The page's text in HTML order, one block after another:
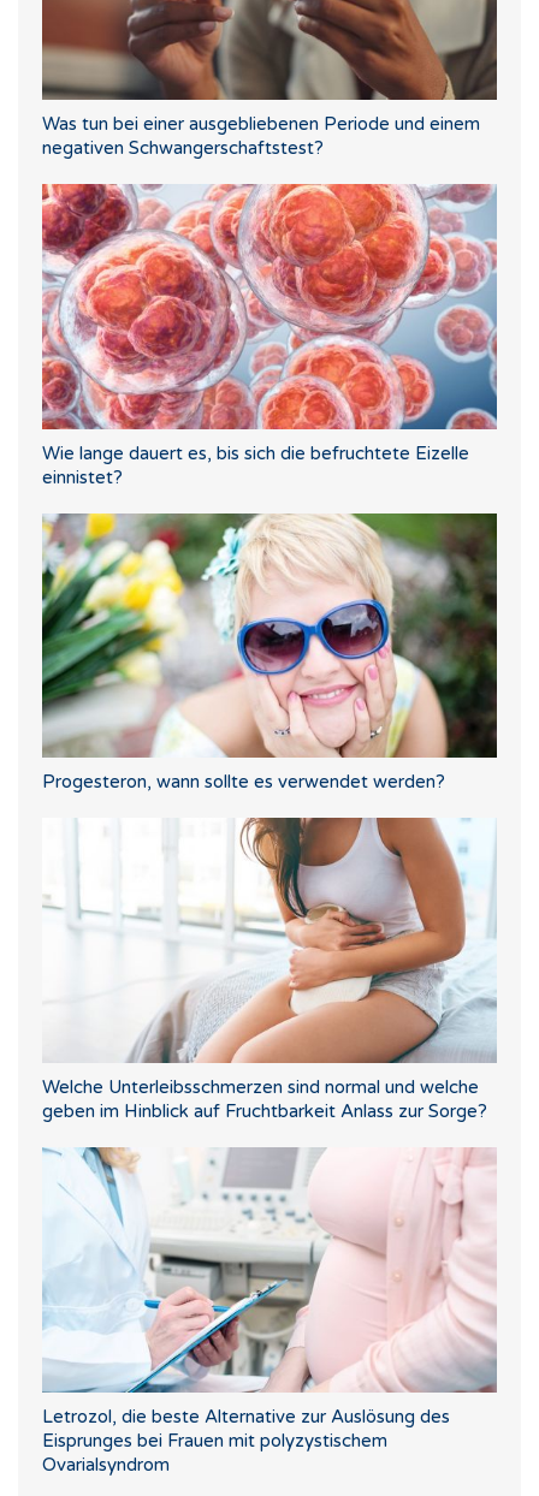
Was tun bei einer ausgebliebenen Periode und einem
negativen Schwangerschaftstest?
Wie lange dauert es, bis sich die befruchtete Eizelle
einnistet?
Progesteron, wann sollte es verwendet werden?
Welche Unterleibsschmerzen sind normal und welche
geben im Hinblick auf Fruchtbarkeit Anlass zur Sorge?
Letrozol, die beste Alternative zur Auslösung des
Eisprunges bei Frauen mit polyzystischem
Ovarialsyndrom